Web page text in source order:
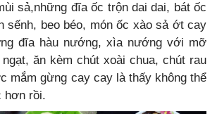
sả,những đĩa ốc trộn dai dai, bát ốc
sếnh, beo béo, món ốc xào sả ớt cay
đĩa hàu nướng, xìa nướng với mỡ
ngạt, ăn kèm chút xoài chua, chút rau
mắm gừng cay cay là thấy không thể
hơn rồi.